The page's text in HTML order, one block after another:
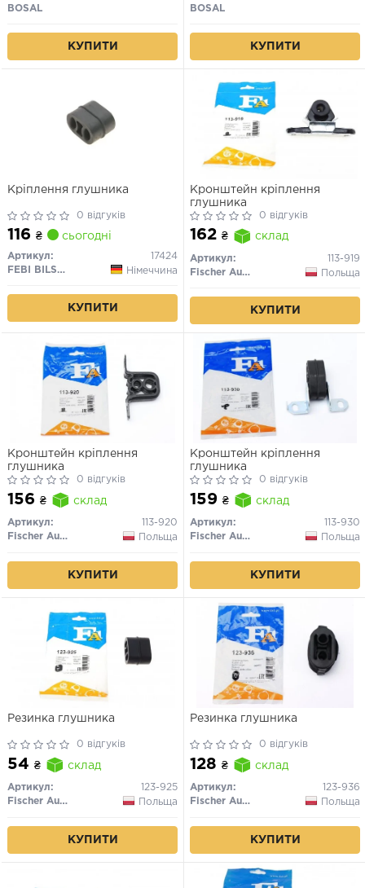
BOSAL
КУПИТИ
BOSAL
КУПИТИ
Кріплення глушника
0 відгуків
116 ₴ сьогодні
Артикул:
17424
FEBI BILSTEIN
Німеччина
КУПИТИ
Кронштейн кріплення
глушника
0 відгуків
162 ₴ склад
Артикул:
113-919
Fischer Automotive One (FA1)
Польща
КУПИТИ
Кронштейн кріплення
глушника
0 відгуків
156 ₴ склад
Артикул:
113-920
Fischer Automotive One (FA1)
Польща
КУПИТИ
Кронштейн кріплення
глушника
0 відгуків
159 ₴ склад
Артикул:
113-930
Fischer Automotive One (FA1)
Польща
КУПИТИ
Резинка глушника
0 відгуків
54 ₴ склад
Артикул:
123-925
Fischer Automotive One (FA1)
Польща
КУПИТИ
Резинка глушника
0 відгуків
128 ₴ склад
Артикул:
123-936
Fischer Automotive One (FA1)
Польща
КУПИТИ